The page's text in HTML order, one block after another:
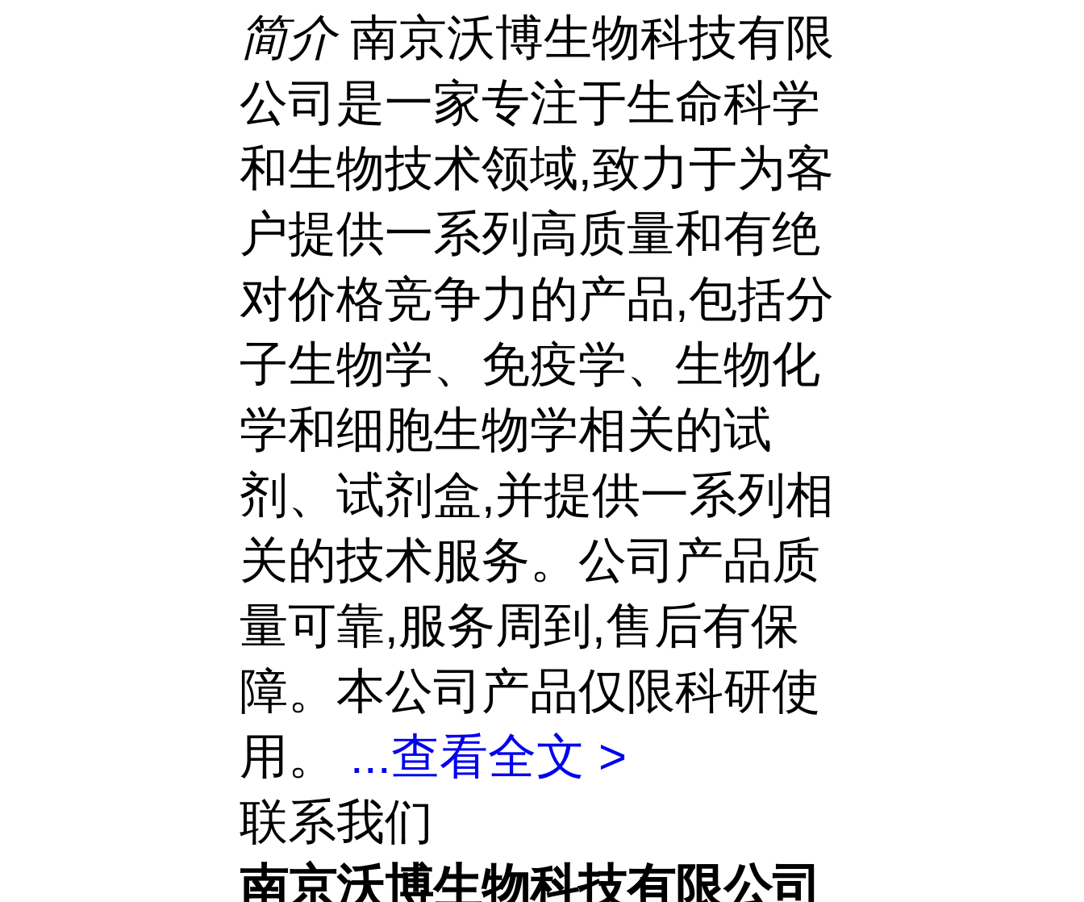
简介 南京沃博生物科技有限
公司是一家专注于生命科学
和生物技术领域,致力于为客
户提供一系列高质量和有绝
对价格竞争力的产品,包括分
子生物学、免疫学、生物化
学和细胞生物学相关的试
剂、试剂盒,并提供一系列相
关的技术服务。公司产品质
量可靠,服务周到,售后有保
障。本公司产品仅限科研使
用。 ...查看全文 >
联系我们
南京沃博生物科技有限公司